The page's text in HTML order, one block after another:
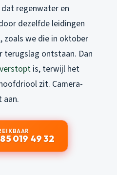
regenwater en
dezelfde leidingen
zoals we die in oktober
terugslag ontstaan. Dan
is, terwijl het
zit. Camera-
019 49 32